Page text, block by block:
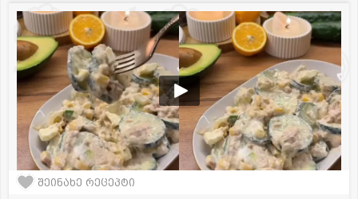
შეინახე რეცეპტი